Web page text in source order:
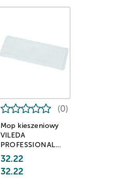
Mop kieszeniowy
VILEDA
PROFESSIONAL
Sprint Progressive,
mikrowłókno, 40
cm, biały
(0)
32.22
32.22